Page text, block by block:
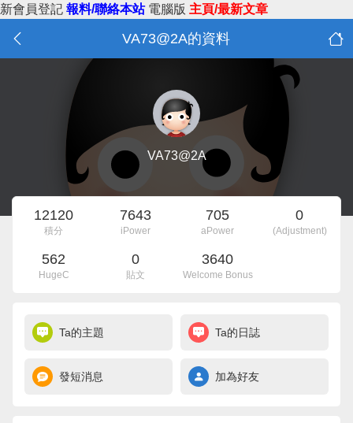
新會員登記 報料/聯絡本站 電腦版 主頁/最新文章
VA73@2A的資料
VA73@2A
12120
積分
7643
iPower
705
aPower
0
(Adjustment)
562
HugeC
0
貼文
3640
Welcome Bonus
Ta的主題 Ta的日誌
發短消息 加為好友